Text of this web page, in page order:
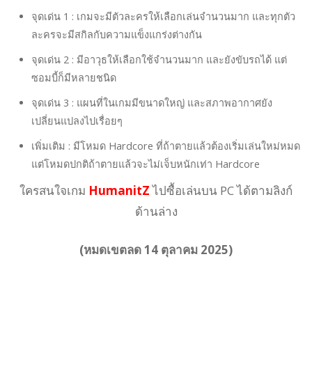
จุดเด่น 1 : เกมจะมีตัวละครให้เลือกเล่นจำนวนมาก และทุกตัว
ละครจะมีสกิลกับความแข็งแกร่งต่างกัน
จุดเด่น 2 : มีอาวุธให้เลือกใช้จำนวนมาก และยังขับรถได้ แต่
ซอมบี้ก็มีหลายชนิด
จุดเด่น 3 : แผนที่ในเกมมีขนาดใหญ่ และสภาพอากาศยัง
เปลี่ยนแปลงไปเรื่อยๆ
เพิ่มเติม : มีโหมด Hardcore ที่ถ้าตายแล้วต้องเริ่มเล่นใหม่หมด
แต่โหมดปกติถ้าตายแล้วจะไม่เจ็บหนักเท่า Hardcore
ใครสนใจเกม HumanitZไปซื้อเล่นบน PC ได้ตามลิงก์
ด้านล่าง
(หมดเขตลด 14 ตุลาคม 2025)